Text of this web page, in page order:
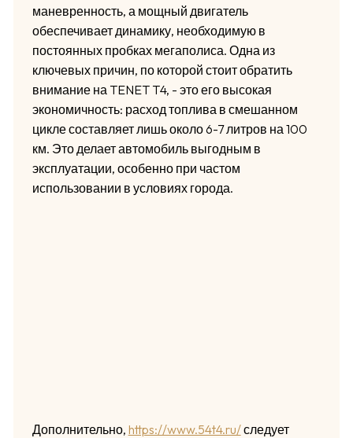
маневренность, а мощный двигатель
обеспечивает динамику, необходимую в
постоянных пробках мегаполиса. Одна из
ключевых причин, по которой стоит обратить
внимание на TENET T4, - это его высокая
экономичность: расход топлива в смешанном
цикле составляет лишь около 6-7 литров на 100
км. Это делает автомобиль выгодным в
эксплуатации, особенно при частом
использовании в условиях города.
Дополнительно, https://www.54t4.ru/следует